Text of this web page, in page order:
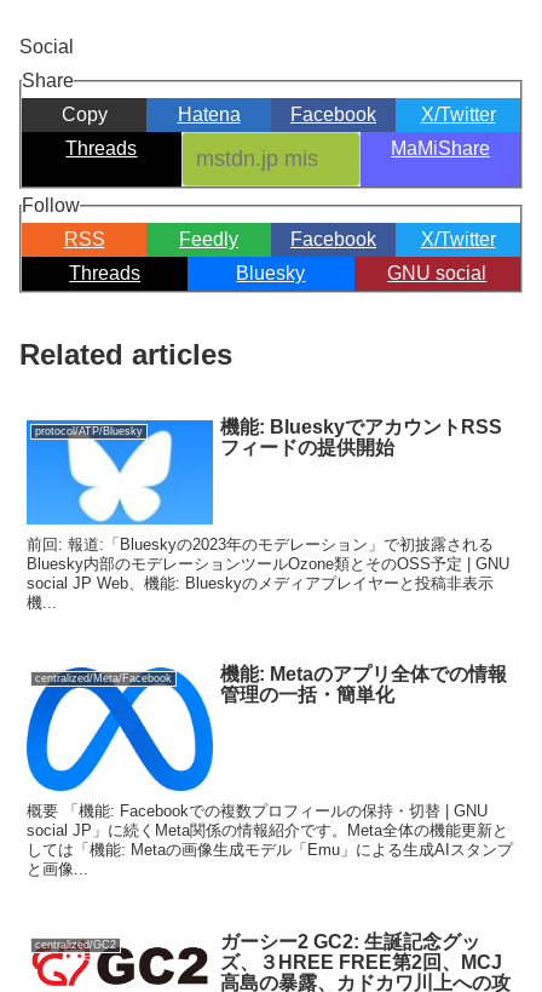
Social
Share
Copy
Hatena Facebook
X/Twitter
Threads
MaMiShare
Follow
RSS
Feedly Facebook
X/Twitter
Threads
Bluesky GNU social
Related articles
protocol/ATP/Bluesky
機能: BlueskyでアカウントRSS
フィードの提供開始
前回: 報道:「Blueskyの2023年のモデレーション」で初披露される
Bluesky内部のモデレーションツールOzone類とそのOSS予定 | GNU
social JP Web、機能: Blueskyのメディアプレイヤーと投稿非表示
機...
centralized/Meta/Facebook
機能: Metaのアプリ全体での情報
管理の一括・簡単化
概要 「機能: Facebookでの複数プロフィールの保持・切替 | GNU
social JP」に続くMeta関係の情報紹介です。Meta全体の機能更新と
しては「機能: Metaの画像生成モデル「Emu」による生成AIスタンプ
と画像...
centralized/GC2
ガーシー2 GC2: 生誕記念グッ
ズ、３HREE FREE第2回、MCJ
高島の暴露、カドカワ川上への攻